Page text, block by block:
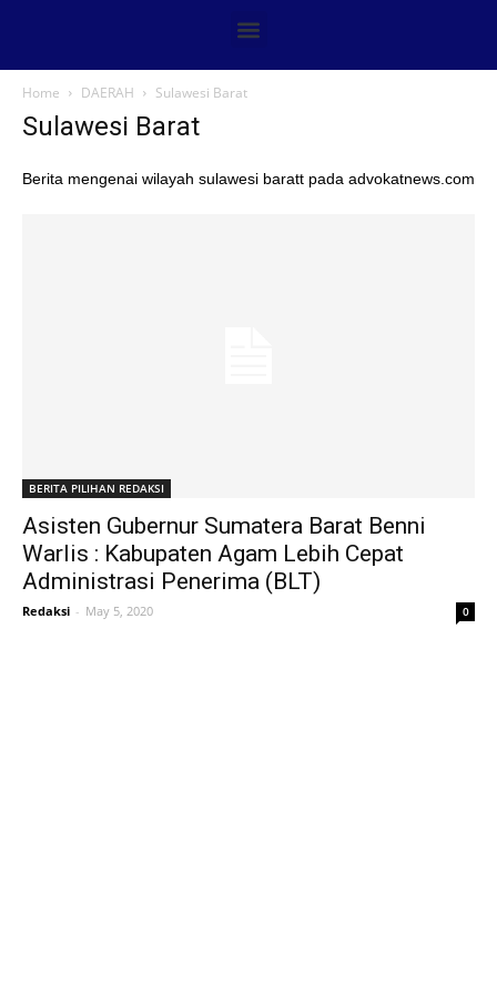
Home DAERAH Sulawesi Barat
Sulawesi Barat
Berita mengenai wilayah sulawesi baratt pada advokatnews.com
BERITA PILIHAN REDAKSI
Asisten Gubernur Sumatera Barat Benni
Warlis : Kabupaten Agam Lebih Cepat
Administrasi Penerima (BLT)
Redaksi - May 5, 2020 0